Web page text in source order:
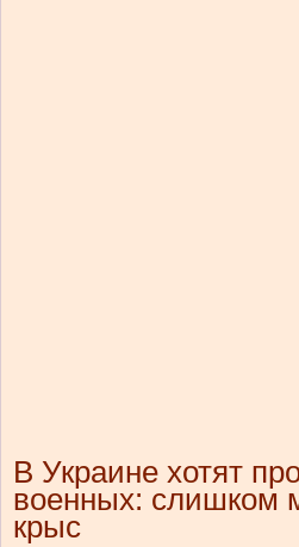
В Украине хотят
военных: слишком
крыс